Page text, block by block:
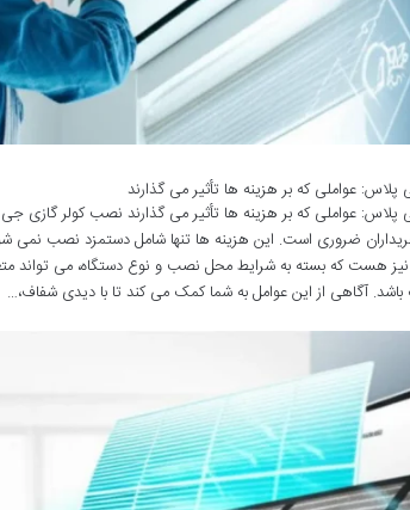
عواملی که بر هزینه ها تأثیر می گذارند
عواملی که بر هزینه ها تأثیر می گذارند نصب کولر گازی
ضروری است. این هزینه ها تنها شامل دستمزد نصب نمی